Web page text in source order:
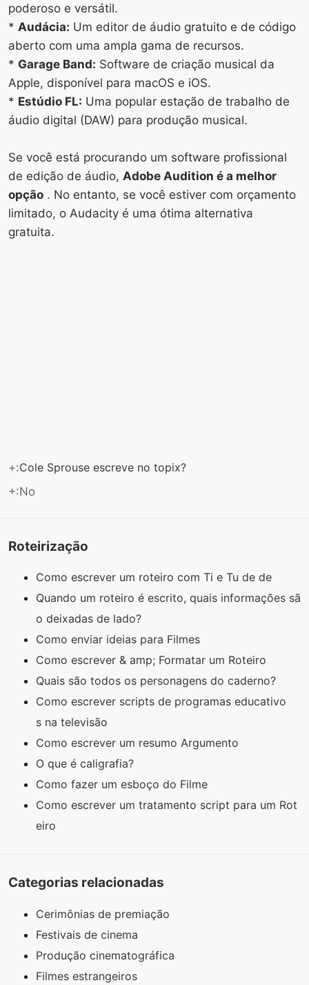
poderoso e versátil.
* Audácia: Um editor de áudio gratuito e de código
aberto com uma ampla gama de recursos.
* Garage Band: Software de criação musical da
Apple, disponível para macOS e iOS.
* Estúdio FL: Uma popular estação de trabalho de
áudio digital (DAW) para produção musical.
Se você está procurando um software profissional
de edição de áudio, Adobe Audition é a melhor
opção . No entanto, se você estiver com orçamento
limitado, o Audacity é uma ótima alternativa
gratuita.
+:Cole Sprouse escreve no topix?
+:No
Roteirização
Como escrever um roteiro com Ti e Tu de de
Quando um roteiro é escrito, quais informações sã
o deixadas de lado?
Como enviar ideias para Filmes
Como escrever & amp; Formatar um Roteiro
Quais são todos os personagens do caderno?
Como escrever scripts de programas educativo
s na televisão
Como escrever um resumo Argumento
O que é caligrafia?
Como fazer um esboço do Filme
Como escrever um tratamento script para um Rot
eiro
Categorias relacionadas
Cerimônias de premiação
Festivais de cinema
Produção cinematográfica
Filmes estrangeiros